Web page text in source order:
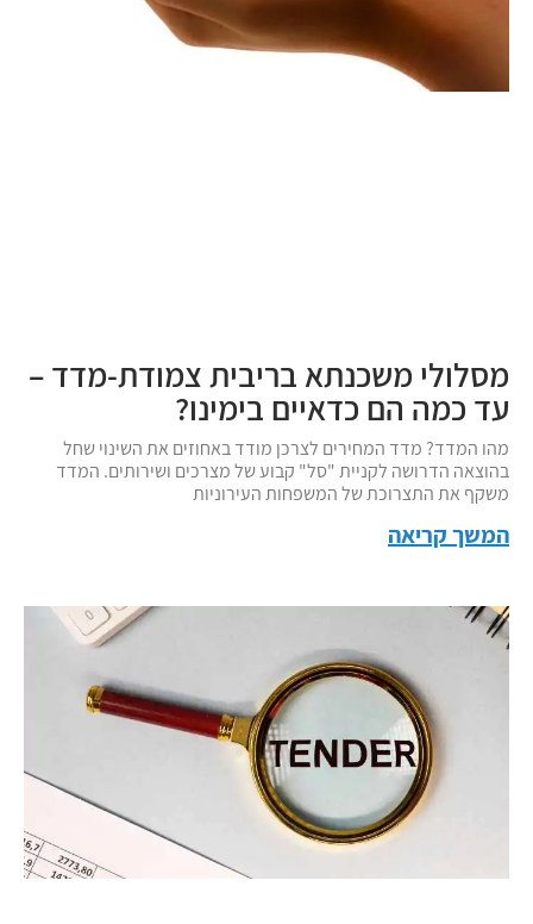
מסלולי משכנתא בריבית צמודת-מדד –
עד כמה הם כדאיים בימינו?
מהו המדד? מדד המחירים לצרכן מודד באחוזים את השינוי שחל
בהוצאה הדרושה לקניית "סל" קבוע של מצרכים ושירותים. המדד
משקף את התצרוכת של המשפחות העירוניות
המשך קריאה